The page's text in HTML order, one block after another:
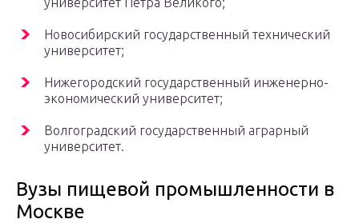
Новосибирский государственный технический
университет;
Нижегородский государственный инженерно-
экономический университет;
Волгоградский государственный аграрный
университет.
Вузы пищевой промышленности в
Москве